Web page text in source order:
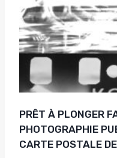
PRÊT À PLONGER
PHOTOGRAPHIE
CARTE POSTALE